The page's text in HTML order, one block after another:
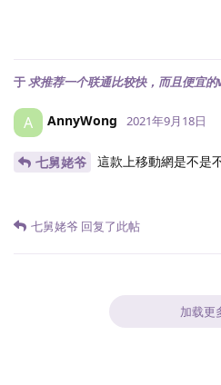
于求推荐一个联通比较快，而且便宜
A AnnyWong 2021年9月18日
七舅姥爷 這款上移動網是不是
七舅姥爷 回复了此帖
加载更